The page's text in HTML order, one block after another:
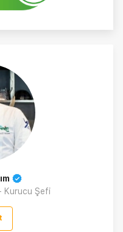
Kurucu Şefi